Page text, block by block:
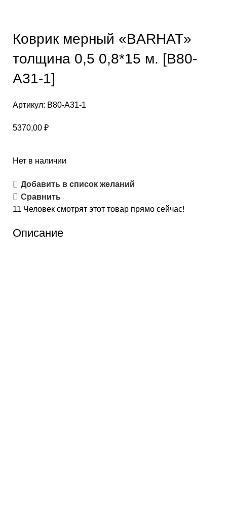
Коврик мерный «BARHAT»
толщина 0,5 0,8*15 м. [B80-
A31-1]
Артикул: B80-A31-1
5370,00 ₽
Нет в наличии
Добавить в список желаний
Сравнить
11 Человек смотрят этот товар прямо сейчас!
Описание